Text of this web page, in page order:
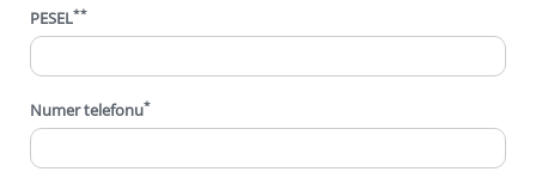
PESEL**
Numer telefonu*